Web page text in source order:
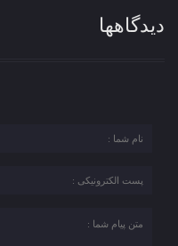
دیدگاهها